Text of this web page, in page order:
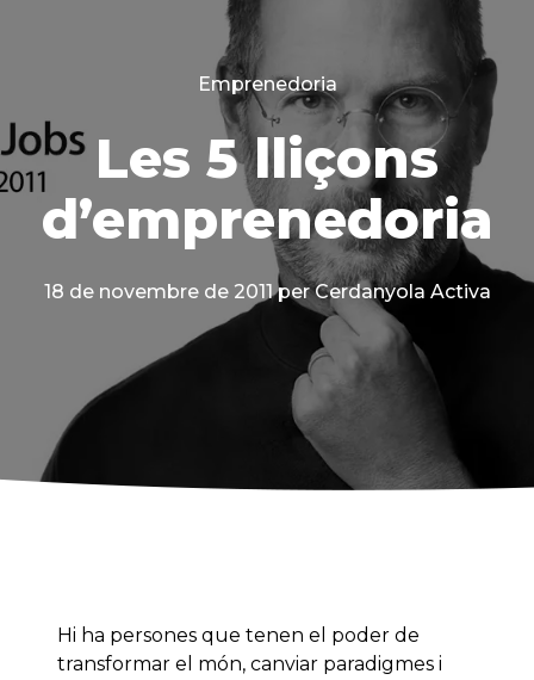
Categories
Emprenedoria
Les 5 lliçons
d’emprenedoria
18 de novembre de 2011 per Cerdanyola Activa
Hi ha persones que tenen el poder de
transformar el món, canviar paradigmes i